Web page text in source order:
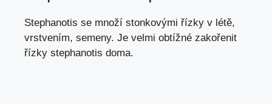
Stephanotis se množí stonkovými řízky v létě,
vrstvením, semeny. Je velmi obtížné zakořenit
řízky stephanotis doma.